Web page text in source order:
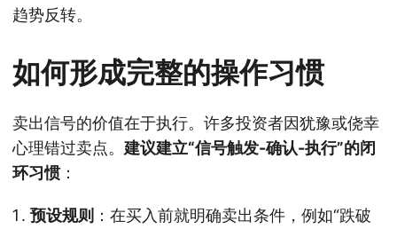
趋势反转。
如何形成完整的操作习惯
卖出信号的价值在于执行。许多投资者因犹豫或侥幸
心理错过卖点。 建议建立“信号触发-确认-执行”的闭
环习惯：
预设规则 ：在买入前就明确卖出条件，例如“跌破